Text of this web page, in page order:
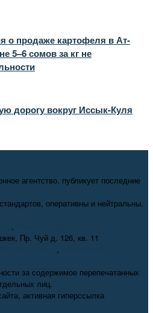
о продаже картофеля в Ат-
5–6 сомов за кг не
дорогу вокруг Иссык-Куля
агентство, публикует последние
оперативны и нейтральны.
,
Пр. Чуй д. 126, кв. 11
,
за содержимое перепечатанных
лиц.
активная гиперссылка